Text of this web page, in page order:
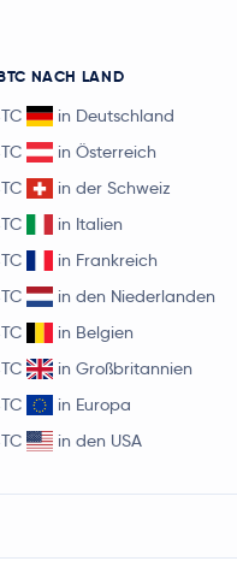
NACH LAND
in Deutschland
in Österreich
in der Schweiz
in Italien
in Frankreich
in den Niederlanden
in Belgien
in Großbritannien
in Europa
in den USA